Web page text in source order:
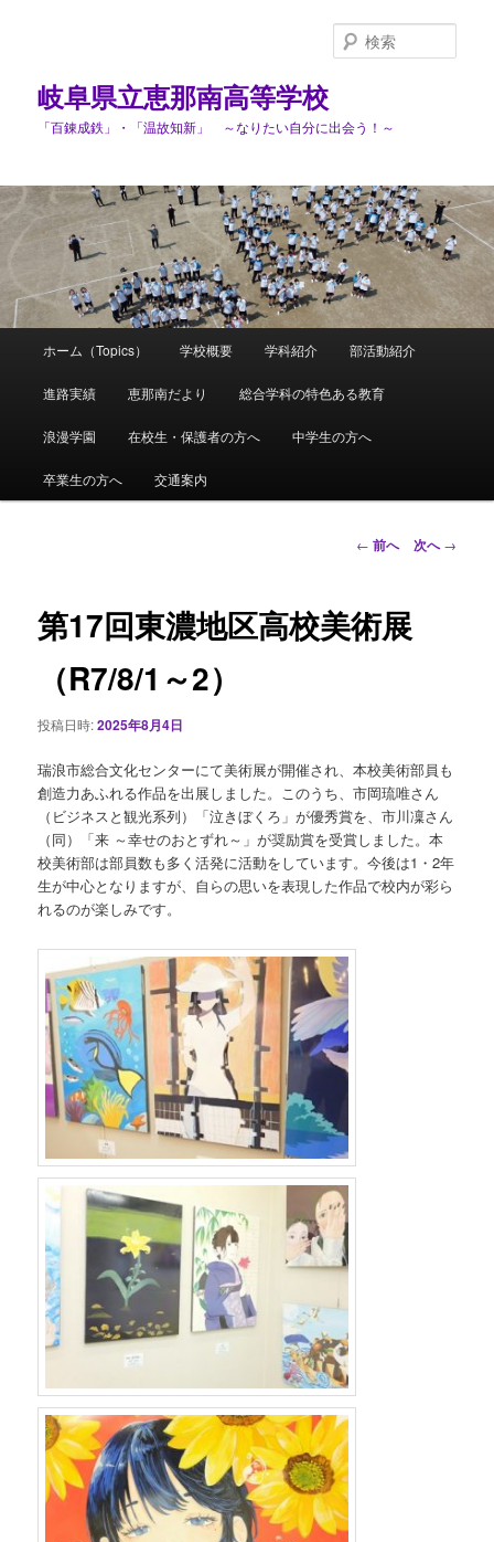
岐阜県立恵那南高等学校
「百錬成鉄」・「温故知新」 ～なりたい自分に出会う！～
索
メ
イ
ン
コ
ン
ツ
へ
移
動
ホーム（Topics） 学校概要 学科紹介 部活動紹介
進路実績 恵那南だより 総合学科の特色ある教育
浪漫学園 在校生・保護者の方へ 中学生の方へ
卒業生の方へ 交通案内
投
ビ
ゲ
← 前へ 次へ→
第17回東濃地区高校美術展
（R7/8/1～2）
投稿日時:2025年8月4日
瑞浪市総合文化センターにて美術展が開催され、本校美術部員も
創造力あふれる作品を出展しました。このうち、市岡琉唯さん
（ビジネスと観光系列）「泣きぼくろ」が優秀賞を、市川凜さん
（同）「来 ～幸せのおとずれ～」が奨励賞を受賞しました。本
校美術部は部員数も多く活発に活動をしています。今後は1・2年
生が中心となりますが、自らの思いを表現した作品で校内が彩ら
れるのが楽しみです。